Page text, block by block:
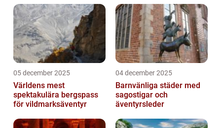
05 december 2025
Världens mest
spektakulära bergspass
för vildmarksäventyr
04 december 2025
Barnvänliga städer med
sagostigar och
äventyrsleder